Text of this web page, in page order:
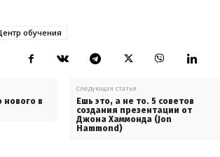
обучения
нового в
Следующая статья
Ешь это, а не то. 5 советов
создания презентации от
Джона Хаммонда (Jon
Hammond)